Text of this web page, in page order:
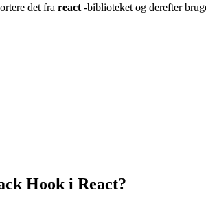
det fra react -biblioteket og derefter
Hook i React?